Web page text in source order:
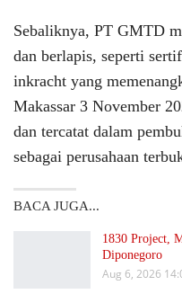
Sebaliknya, PT GMTD
dan berlapis, seperti
inkracht yang
Makassar 3 November
dan tercatat dalam
sebagai perusahaan
BACA JUGA...
1830 Project,
Diponegoro
Aug 6, 2026